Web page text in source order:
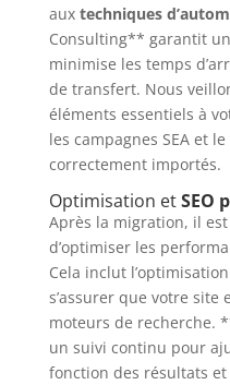
aux techniques
Consulting** garantit
minimise les temps
de transfert. Nous
éléments essentiels à
les campagnes SEA et
correctement importés.
Optimisation etSEO
Après la migration, il
d’optimiser les
Cela inclut
s’assurer que votre site
moteurs de recherche.
un suivi continu pour
fonction des résultats